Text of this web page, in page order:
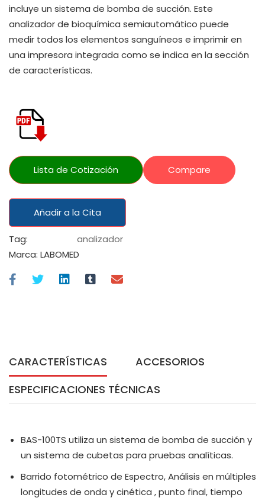
incluye un sistema de bomba de succión. Este
analizador de bioquímica semiautomático puede
medir todos los elementos sanguíneos e imprimir en
una impresora integrada como se indica en la sección
de características.
Lista de Cotización Compare
Añadir a la Cita
Tag:
analizador
Marca: LABOMED
CARACTERÍSTICAS
ACCESORIOS
ESPECIFICACIONES TÉCNICAS
BAS-100TS utiliza un sistema de bomba de succión y
un sistema de cubetas para pruebas analíticas.
Barrido fotométrico de Espectro, Análisis en múltiples
longitudes de onda y cinética , punto final, tiempo